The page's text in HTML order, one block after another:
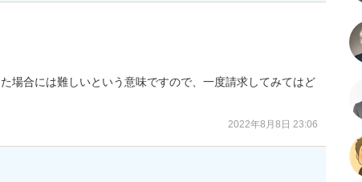
場合には難しいという意味ですので、一度請求してみてはど
2022年8月8日 23:06